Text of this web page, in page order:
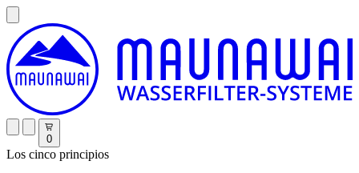
0
Los cinco principios